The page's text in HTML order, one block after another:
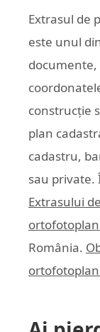
Extrasul de
este unul
documente,
construcție
plan
cadastru,
sau private.
Extrasului
România.